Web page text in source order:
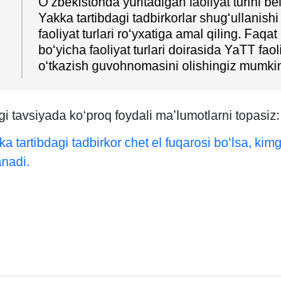
Yakka tartibdagi tadbirkorlar shugʻullanishi
faoliyat turlari roʻyхatiga amal qiling. Faqat
boʻyicha faoliyat turlari doirasida YaTT
oʻtkazish guvohnomasini olishingiz
tavsiyada koʻproq foydali ma’lumotlarni topasiz:
tartibdagi tadbirkor chet el fuqarosi boʻlsa,